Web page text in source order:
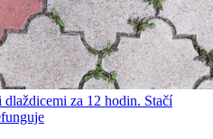
dlaždicemi za 12 hodin. Stačí